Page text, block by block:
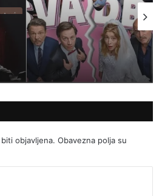
nula, a ‘Svadbi’
objavljena. Obavezna polja su